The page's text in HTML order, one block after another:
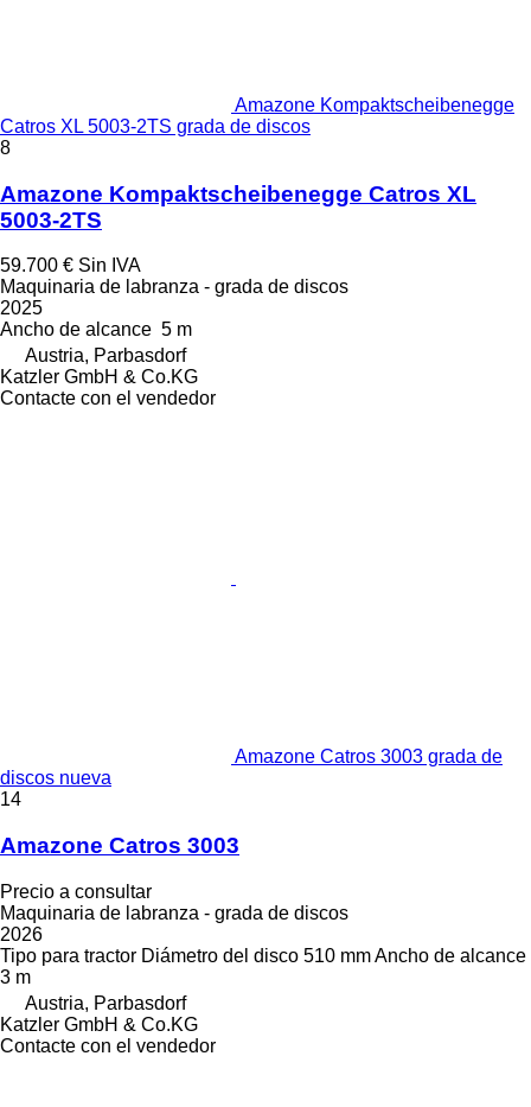
Amazone Kompaktscheibenegge
Catros XL 5003-2TS grada de discos
8
Amazone Kompaktscheibenegge Catros XL
5003-2TS
59.700 € Sin IVA
Maquinaria de labranza - grada de discos
2025
Ancho de alcance 5 m
Austria, Parbasdorf
Katzler GmbH & Co.KG
Contacte con el vendedor
Amazone Catros 3003 grada de
discos nueva
14
Amazone Catros 3003
Precio a consultar
Maquinaria de labranza - grada de discos
2026
Tipo para tractor Diámetro del disco 510 mmAncho de alcance
3 m
Austria, Parbasdorf
Katzler GmbH & Co.KG
Contacte con el vendedor